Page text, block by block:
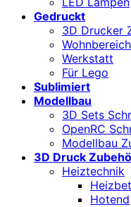
Gedruckt
3D Drucker
Wohnbereich
Werkstatt
Für Lego
Sublimiert
Modellbau
3D Sets
OpenRC
Modellbau
3D Druck
Heiztechnik
Hotend